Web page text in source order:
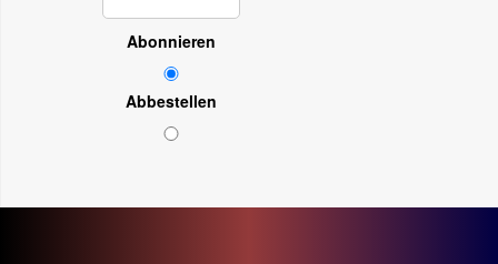
Abonnieren
Abbestellen